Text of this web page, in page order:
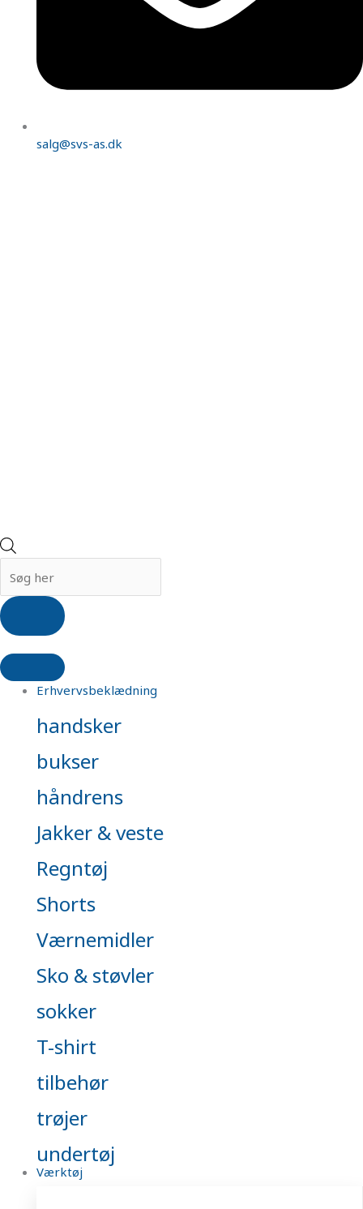
salg@svs-as.dk
Erhvervsbeklædning
handsker
bukser
håndrens
Jakker & veste
Regntøj
Shorts
Værnemidler
Sko & støvler
sokker
T-shirt
tilbehør
trøjer
undertøj
Værktøj